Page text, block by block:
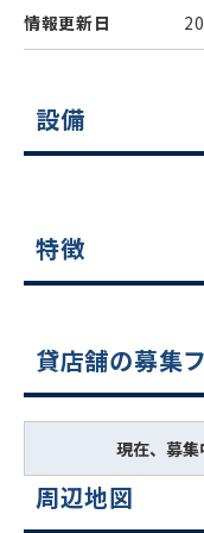
情報更新日
設備
特徴
貸店舗の募集
現在、募集
周辺地図